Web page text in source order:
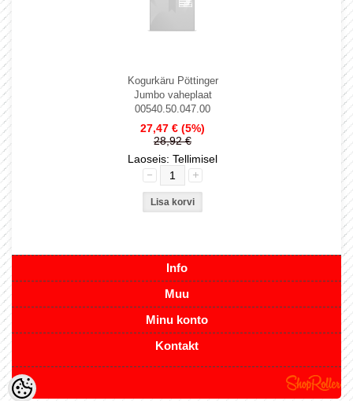
Kogurkäru Pöttinger
Jumbo vaheplaat
00540.50.047.00
27,47 € (5%)
28,92 €
Laoseis: Tellimisel
Info
Muu
Minu konto
Kontakt